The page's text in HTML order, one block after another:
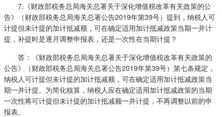
7.《财政部税务总局海关总署关于深化增值税改革有关政策的公
告》（财政部税务总局海关总署公告2019年第39号）提到，纳税人可
计提但未计提的加计抵减额，可在确定适用加计抵减政策当期一并计
提，补提时是逐月调整申报表，还是一次性在当期计提？
答：《财政部税务总局海关总署关于深化增值税改革有关政策的
公告》（财政部税务总局海关总署公告2019年第39号）第七条规定，
纳税人可计提但未计提的加计抵减额，可在确定适用加计抵减政策当
期一并计提。为简化核算，纳税人应在确定适用加计抵减政策的当期
一次性将可计提但未计提的加计抵减额一并计提，不再调整以前的申
报表。